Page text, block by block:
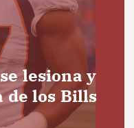
lesiona y
de los Bills